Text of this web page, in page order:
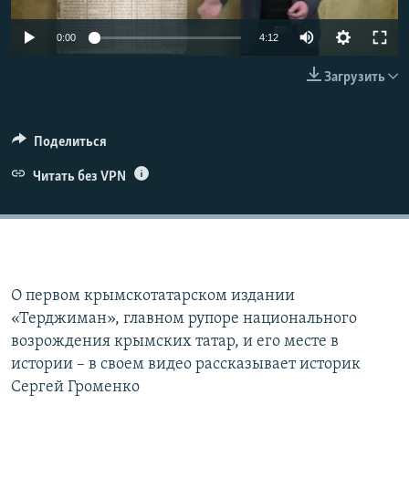
ПОБЕДИТЕЛЕЙ НЕ СУДЯТ?
ПРИСОЕДИНЯЙТЕСЬ!
Все сайты RFE/RL
Auto
0:00 4:12
270p
Загрузить
Поделиться
Читать без VPN
О первом крымскотатарском издании
«Терджиман», главном рупоре национального
возрождения крымских татар, и его месте в
истории – в своем видео рассказывает историк
Сергей Громенко